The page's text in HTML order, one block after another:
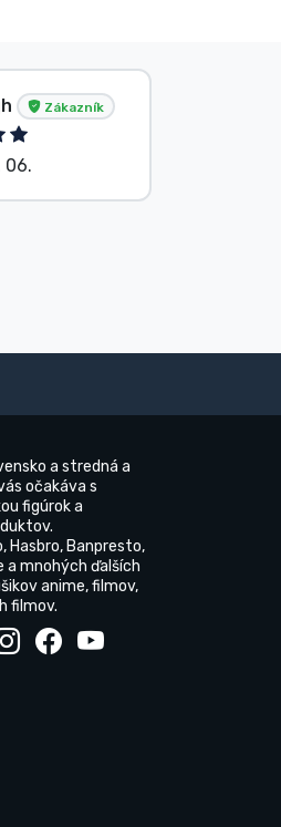
Zákazník
06.
a stredná a
očakáva s
figúrok a
Hasbro, Banpresto,
a mnohých ďalších
anime, filmov,
filmov.